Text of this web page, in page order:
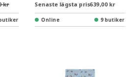
kr
Senaste lägsta pris639,00 kr
Online 9 butiker